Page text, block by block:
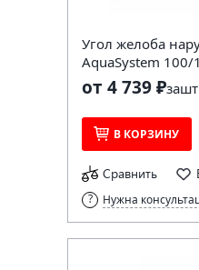
Угол желоба
AquaSystem 100/
от 4 739 ₽зашт
В КОРЗИНУ
Сравнить
Нужна